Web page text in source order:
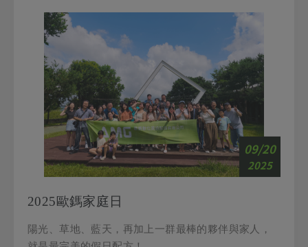
09/20
2025
就是最完美的假日配方！